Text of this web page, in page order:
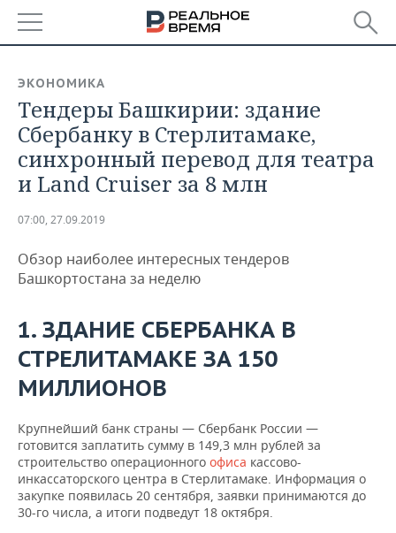
БАШКОРТОСТАН
ТАТАРСТАН
УДМУРТИЯ
НОВОСТИ
АНАЛИТИКА
НОВОСТИ АНАЛИТИКИ
ДЕКЛАРАЦИИ О ДОХОДАХ
КОРОЛИ ГОСЗАКАЗА ПФО
КОМУ ПРИНАДЛЕЖАТ
ТОРГОВЫЕ ЦЕНТРЫ
ЭКОНОМИКА
НОВОСТИ ЭКОНОМИКИ
ФИНАНСЫ
БЮДЖЕТ
ИНВЕСТИЦИИ
ПРОМЫШЛЕННОСТЬ
НОВОСТИ
ПРОМЫШЛЕННОСТИ
АГРОПРОМ
МАШИНОСТРОЕНИЕ
НЕФТЕХИМИЯ
НЕФТЬ
ОПК
ЭНЕРГЕТИКА
НЕДВИЖИМОСТЬ
НОВОСТИ АВТО
БИЗНЕС
НОВОСТИ БИЗНЕСА
РОЗНИЧНАЯ ТОРГОВЛЯ
ТРАНСПОРТ
УСЛУГИ
ТЕХНОЛОГИИ
НОВОСТИ ТЕХНОЛОГИЙ
IT
МЕДИА
МЕРОПРИЯТИЯ
НОВОСТИ МЕРОПРИЯТИЙ
ВЫЕЗДНАЯ РЕДАКЦИЯ
СПОРТ
НОВОСТИ СПОРТА
ОБЩЕСТВО
ЭКОНОМИКА
Тендеры Башкирии: здание
Сбербанку в Стерлитамаке,
синхронный перевод для театра
и Land Cruiser за 8 млн
07:00, 27.09.2019
Обзор наиболее интересных тендеров
Башкортостана за неделю
1. ЗДАНИЕ СБЕРБАНКА В
СТРЕЛИТАМАКЕ ЗА 150
МИЛЛИОНОВ
Крупнейший банк страны — Сбербанк России —
готовится заплатить сумму в 149,3 млн рублей за
строительство операционного офиса кассово-
инкассаторского центра в Стерлитамаке. Информация о
закупке появилась 20 сентября, заявки принимаются до
30-го числа, а итоги подведут 18 октября.